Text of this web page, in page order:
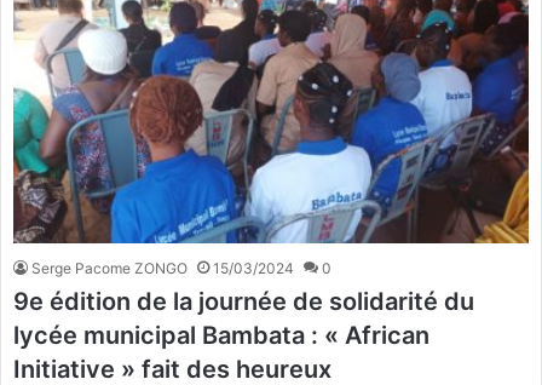
Serge Pacome ZONGO 15/03/2024 0
9e édition de la journée de solidarité du
lycée municipal Bambata : « African
Initiative » fait des heureux